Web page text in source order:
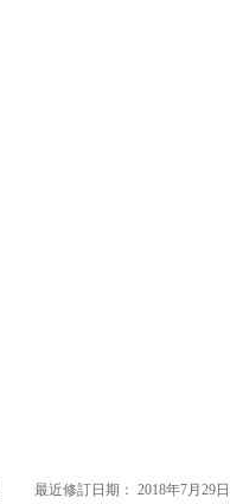
最近修訂日期： 2018年7月29日